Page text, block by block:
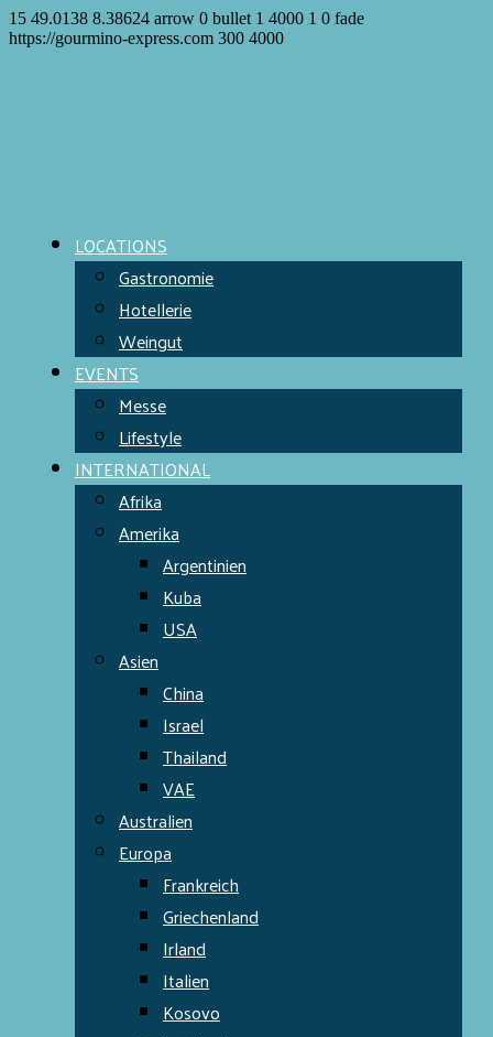
15 49.0138 8.38624 arrow 0 bullet 1 4000 1 0 fade
https://gourmino-express.com 300 4000
LOCATIONS
Gastronomie
Hotellerie
Weingut
EVENTS
Messe
Lifestyle
INTERNATIONAL
Afrika
Amerika
Argentinien
Kuba
USA
Asien
China
Israel
Thailand
VAE
Australien
Europa
Frankreich
Griechenland
Irland
Italien
Kosovo